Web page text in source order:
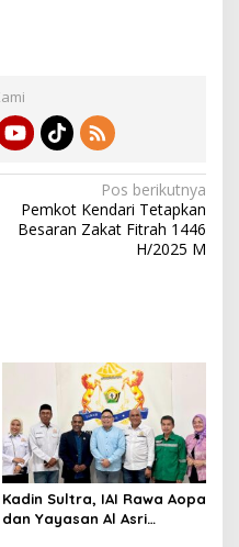
Pos berikutnya
Pemkot Kendari Tetapkan
Besaran Zakat Fitrah 1446
H/2025 M
Kadin Sultra, IAI Rawa Aopa
dan Yayasan Al Asri